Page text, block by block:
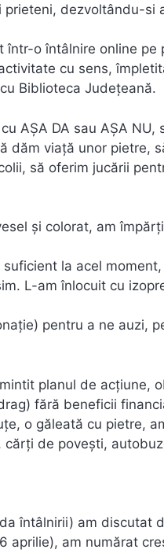
dezvoltându-
într-o întâlnire online
cu sens,
Biblioteca Județeană.
AȘA DA sau AȘA
dăm viață unor pietre,
să oferim jucării
și colorat, am
la acel
L-am înlocuit cu
pentru a ne auzi,
planul de acțiune,
fără beneficii
o găleată cu pietre,
de povești,
întâlnirii) am
aprilie), am numărat